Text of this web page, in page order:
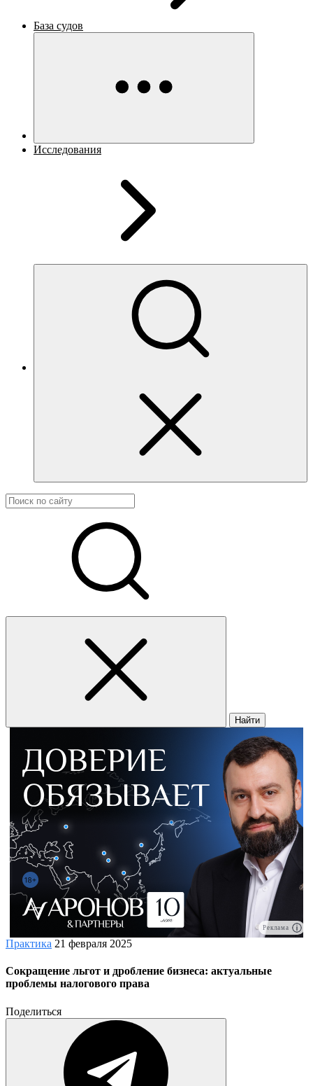
База судов
Исследования
Найти
Реклама
Практика 21 февраля 2025
Сокращение льгот и дробление бизнеса: актуальные
проблемы налогового права
Поделиться